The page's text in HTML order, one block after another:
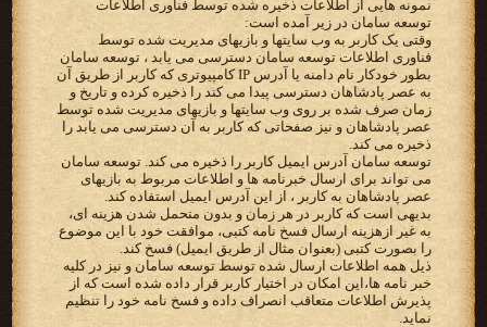
نمونه هایی از اطلاعات ذخیره شده توسط فناوری اطلاعات
توسعه سامان در زیر آمده است:
وقتی یک کاربر به وب سایتها و بازیهای مدیریت شده توسط
فناوری اطلاعات توسعه سامان دسترسی می یابد ، توسعه سامان
بطور خودکار نام دامنه یا آدرس IP کامپیوتری که کاربر از طریق آن
به عصر پادشاهان دسترسی پیدا می کند را ذخیره کرده و تاریخ و
زمان صرف شده بر روی وب سایتها و بازیهای مدیریت شده توسط
عصر پادشاهان و نیز صفحاتی که کاربر به آن دسترسی می یابد را
ذخیره می کند.
توسعه سامان آدرس ایمیل کاربر را ذخیره می کند. توسعه سامان
می تواند برای ارسال خبرنامه ها و اطلاعات مربوط به بازیهای
عصر پادشاهان به کاربر ، از این آدرس ایمیل استفاده کند.
بدیهی است که کاربر در هر زمان و بدون متحمل شدن هزینه ای،
به غیر ازهزینه ارسال فسخ نامه کتبی، موافقت خود با این موضوع
را بصورت کتبی (بعنوان مثال از طریق ایمیل) فسخ کند.
ذیل همه اطلاعات ارسال شده توسط توسعه سامان و نیز در کلیه
خبر نامه ها،‌این امکان در اختیار کاربر قرار داده شده است که از
پذیرش اطلاعات متعاقب انصراف داده و فسخ نامه خود را تنظیم
نماید.